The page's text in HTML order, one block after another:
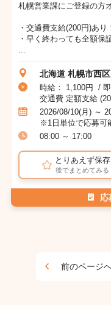
札幌営業課にご登録の方
・交通費支給(200円)あり
・早く終わっても全額保
北海道 札幌市西区
時給： 1,100円 /
交通費 定額支給
2026/08/10(月) ～
※1日単位で応募可
08:00 ～ 17:00
とりあえず保存
後でまとめてみる
応
前のページ